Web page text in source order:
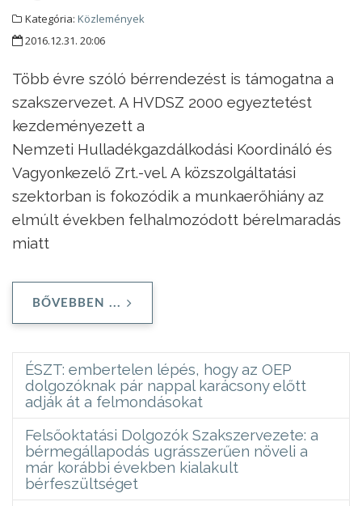
Kategória: Közlemények
2016.12.31. 20:06
Több évre szóló bérrendezést is támogatna a
szakszervezet. A HVDSZ 2000 egyeztetést
kezdeményezett a
Nemzeti Hulladékgazdálkodási Koordináló és
Vagyonkezelő Zrt.-vel. A közszolgáltatási
szektorban is fokozódik a munkaerőhiány az
elmúlt években felhalmozódott bérelmaradás
miatt
BŐVEBBEN ...
ÉSZT: embertelen lépés, hogy az OEP
dolgozóknak pár nappal karácsony előtt
adják át a felmondásokat
Felsőoktatási Dolgozók Szakszervezete: a
bérmegállapodás ugrásszerűen növeli a
már korábbi években kialakult
bérfeszültséget